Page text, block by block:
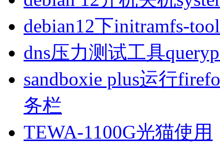
debian12下initramfs-
dns压力测试工具
sandboxie plus运行
务栏
TEWA-1100G光猫使用